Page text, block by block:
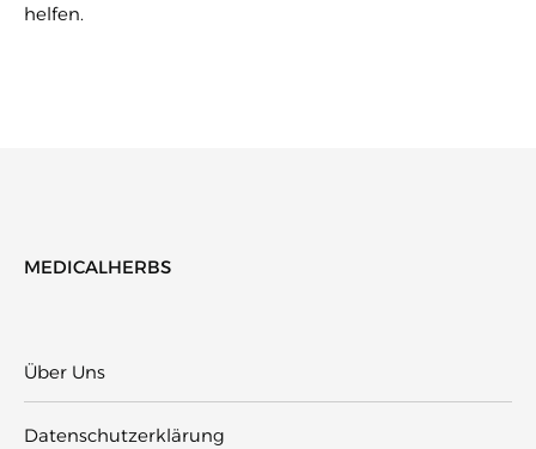
helfen.
MEDICALHERBS
Über Uns
Datenschutzerklärung